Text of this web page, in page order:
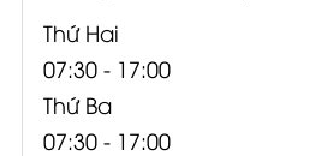
Thứ Hai
07:30 - 17:00
Thứ Ba
07:30 - 17:00